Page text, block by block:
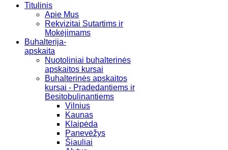
Titulinis
Apie Mus
Rekvizitai Sutartims ir
Mokėjimams
Buhalterija-
apskaita
Nuotoliniai buhalterinės
apskaitos kursai
Buhalterinės apskaitos
kursai - Pradedantiems ir
Besitobulinantiems
Vilnius
Kaunas
Klaipėda
Panevėžys
Šiauliai